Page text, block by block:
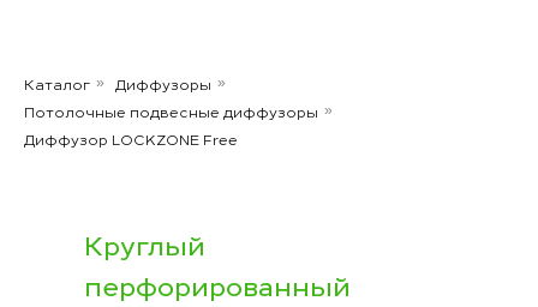
Каталог » Диффузоры »
Потолочные подвесные диффузоры »
Диффузор LOCKZONE Free
Круглый
перфорированный